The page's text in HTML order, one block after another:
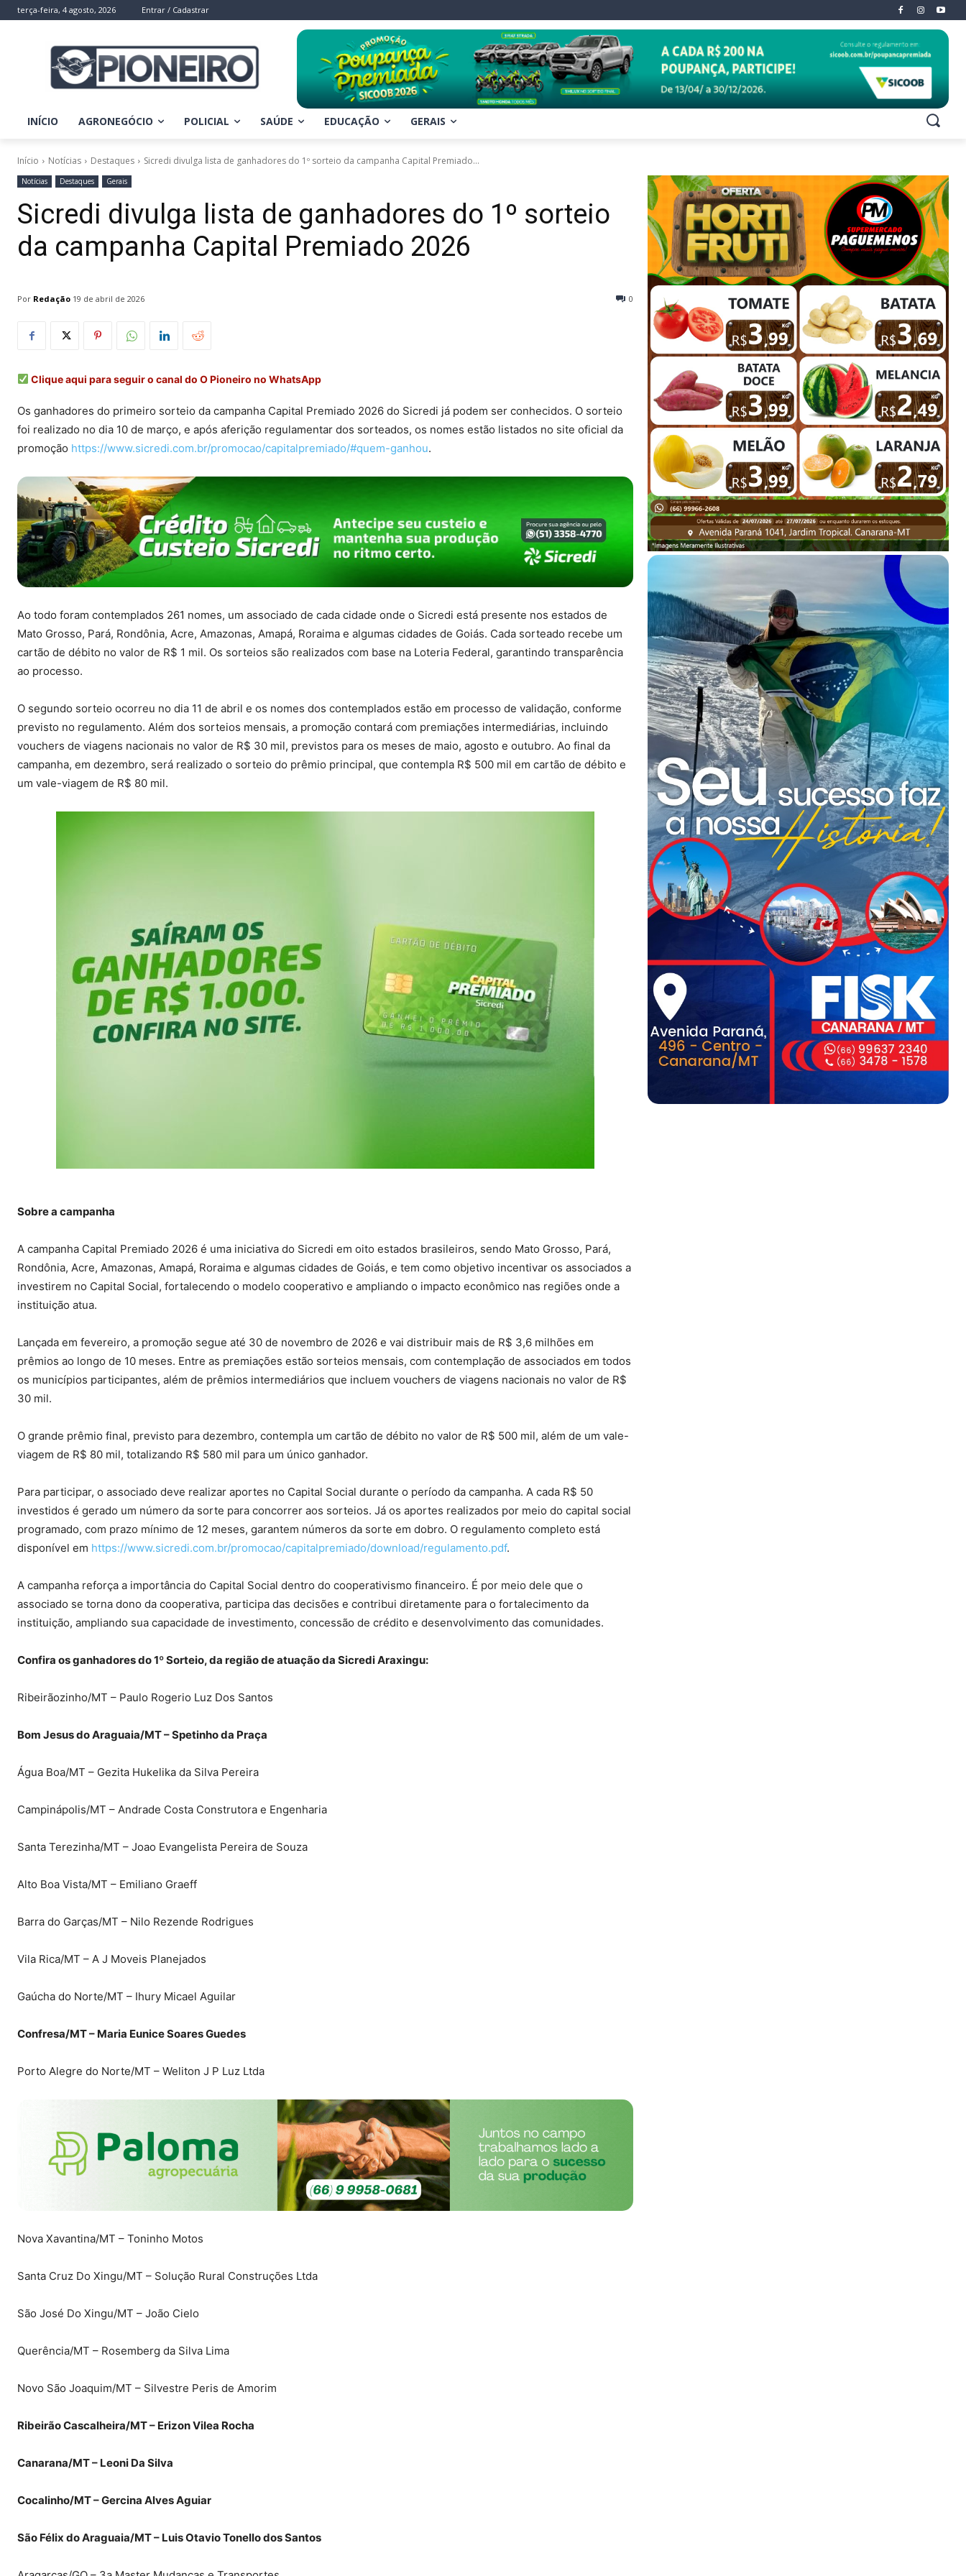
terça-feira, 4 agosto, 2026 Entrar / Cadastrar
INÍCIO AGRONEGÓCIO POLICIAL SAÚDE EDUCAÇÃO GERAIS
Início Notícias Destaques Sicredi divulga lista de ganhadores do 1º sorteio da campanha Capital Premiado...
Notícias Destaques Gerais
Sicredi divulga lista de ganhadores do 1º sorteio
da campanha Capital Premiado 2026
Por Redação 0
19 de abril de 2026
Clique aqui para seguir o canal do O Pioneiro no WhatsApp
Os ganhadores do primeiro sorteio da campanha Capital Premiado 2026 do Sicredi já podem ser conhecidos. O sorteio
foi realizado no dia 10 de março, e após aferição regulamentar dos sorteados, os nomes estão listados no site oficial da
promoção https://www.sicredi.com.br/promocao/capitalpremiado/#quem-ganhou.
Ao todo foram contemplados 261 nomes, um associado de cada cidade onde o Sicredi está presente nos estados de
Mato Grosso, Pará, Rondônia, Acre, Amazonas, Amapá, Roraima e algumas cidades de Goiás. Cada sorteado recebe um
cartão de débito no valor de R$ 1 mil. Os sorteios são realizados com base na Loteria Federal, garantindo transparência
ao processo.
O segundo sorteio ocorreu no dia 11 de abril e os nomes dos contemplados estão em processo de validação, conforme
previsto no regulamento. Além dos sorteios mensais, a promoção contará com premiações intermediárias, incluindo
vouchers de viagens nacionais no valor de R$ 30 mil, previstos para os meses de maio, agosto e outubro. Ao final da
campanha, em dezembro, será realizado o sorteio do prêmio principal, que contempla R$ 500 mil em cartão de débito e
um vale-viagem de R$ 80 mil.
Sobre a campanha
A campanha Capital Premiado 2026 é uma iniciativa do Sicredi em oito estados brasileiros, sendo Mato Grosso, Pará,
Rondônia, Acre, Amazonas, Amapá, Roraima e algumas cidades de Goiás, e tem como objetivo incentivar os associados a
investirem no Capital Social, fortalecendo o modelo cooperativo e ampliando o impacto econômico nas regiões onde a
instituição atua.
Lançada em fevereiro, a promoção segue até 30 de novembro de 2026 e vai distribuir mais de R$ 3,6 milhões em
prêmios ao longo de 10 meses. Entre as premiações estão sorteios mensais, com contemplação de associados em todos
os municípios participantes, além de prêmios intermediários que incluem vouchers de viagens nacionais no valor de R$
30 mil.
O grande prêmio final, previsto para dezembro, contempla um cartão de débito no valor de R$ 500 mil, além de um vale-
viagem de R$ 80 mil, totalizando R$ 580 mil para um único ganhador.
Para participar, o associado deve realizar aportes no Capital Social durante o período da campanha. A cada R$ 50
investidos é gerado um número da sorte para concorrer aos sorteios. Já os aportes realizados por meio do capital social
programado, com prazo mínimo de 12 meses, garantem números da sorte em dobro. O regulamento completo está
disponível em https://www.sicredi.com.br/promocao/capitalpremiado/download/regulamento.pdf.
A campanha reforça a importância do Capital Social dentro do cooperativismo financeiro. É por meio dele que o
associado se torna dono da cooperativa, participa das decisões e contribui diretamente para o fortalecimento da
instituição, ampliando sua capacidade de investimento, concessão de crédito e desenvolvimento das comunidades.
Confira os ganhadores do 1º Sorteio, da região de atuação da Sicredi Araxingu:
Ribeirãozinho/MT – Paulo Rogerio Luz Dos Santos
Bom Jesus do Araguaia/MT – Spetinho da Praça
Água Boa/MT – Gezita Hukelika da Silva Pereira
Campinápolis/MT – Andrade Costa Construtora e Engenharia
Santa Terezinha/MT – Joao Evangelista Pereira de Souza
Alto Boa Vista/MT – Emiliano Graeff
Barra do Garças/MT – Nilo Rezende Rodrigues
Vila Rica/MT – A J Moveis Planejados
Gaúcha do Norte/MT – Ihury Micael Aguilar
Confresa/MT – Maria Eunice Soares Guedes
Porto Alegre do Norte/MT – Weliton J P Luz Ltda
Nova Xavantina/MT – Toninho Motos
Santa Cruz Do Xingu/MT – Solução Rural Construções Ltda
São José Do Xingu/MT – João Cielo
Querência/MT – Rosemberg da Silva Lima
Novo São Joaquim/MT – Silvestre Peris de Amorim
Ribeirão Cascalheira/MT – Erizon Vilea Rocha
Canarana/MT – Leoni Da Silva
Cocalinho/MT – Gercina Alves Aguiar
São Félix do Araguaia/MT – Luis Otavio Tonello dos Santos